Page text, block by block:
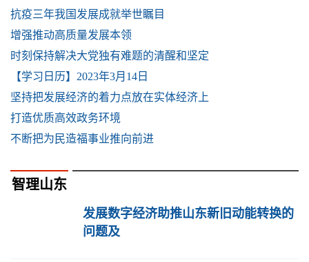
抗疫三年我国发展成就举世瞩目
增强推动高质量发展本领
时刻保持解决大党独有难题的清醒和坚定
【学习日历】2023年3月14日
坚持把发展经济的着力点放在实体经济上
打造优质高效政务环境
不断把为民造福事业推向前进
智理山东
发展数字经济助推山东新旧动能转换的
问题及